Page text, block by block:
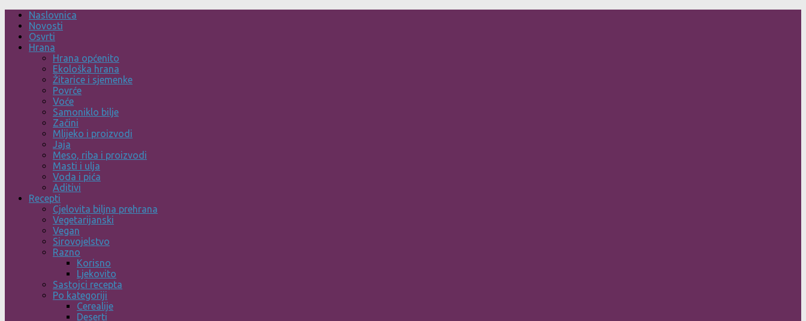
Skip
content
Naslovnica
Novosti
Osvrti
Hrana
Hrana općenito
Ekološka hrana
Žitarice i sjemenke
Povrće
Voće
Samoniklo bilje
Začini
Mlijeko i proizvodi
Jaja
Meso, riba i proizvodi
Masti i ulja
Voda i pića
Aditivi
Recepti
Cjelovita biljna prehrana
Vegetarijanski
Vegan
Sirovojelstvo
Razno
Korisno
Ljekovito
Sastojci recepta
Po kategoriji
Cerealije
Deserti